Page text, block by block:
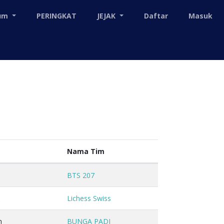
PERINGKAT JEJAK Daftar Masuk
Nama Tim
BTS 207
Lichess Swiss
BUNGA PADI